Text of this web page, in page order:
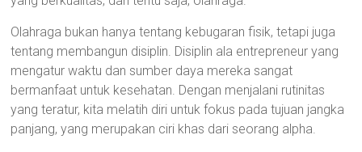
Olahraga bukan hanya tentang kebugaran fisik, tetapi juga
tentang membangun disiplin. Disiplin ala entrepreneur yang
mengatur waktu dan sumber daya mereka sangat
bermanfaat untuk kesehatan. Dengan menjalani rutinitas
yang teratur, kita melatih diri untuk fokus pada tujuan jangka
panjang, yang merupakan ciri khas dari seorang alpha.